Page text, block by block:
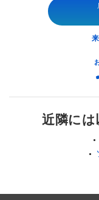
近隣には